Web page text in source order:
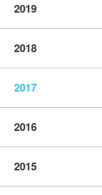
2019
2018
2017
2016
2015